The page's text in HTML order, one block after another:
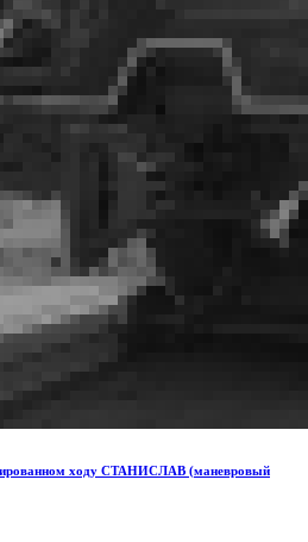
ходу СТАНИСЛАВ (маневровый